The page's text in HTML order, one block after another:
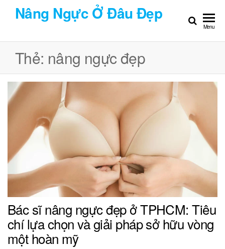
Chuyển
dung
Nâng Ngực Ở Đâu Đẹp
Menu
Thẻ: nâng ngực đẹp
Bác sĩ nâng ngực đẹp ở TPHCM: Tiêu
chí lựa chọn và giải pháp sở hữu vòng
một hoàn mỹ